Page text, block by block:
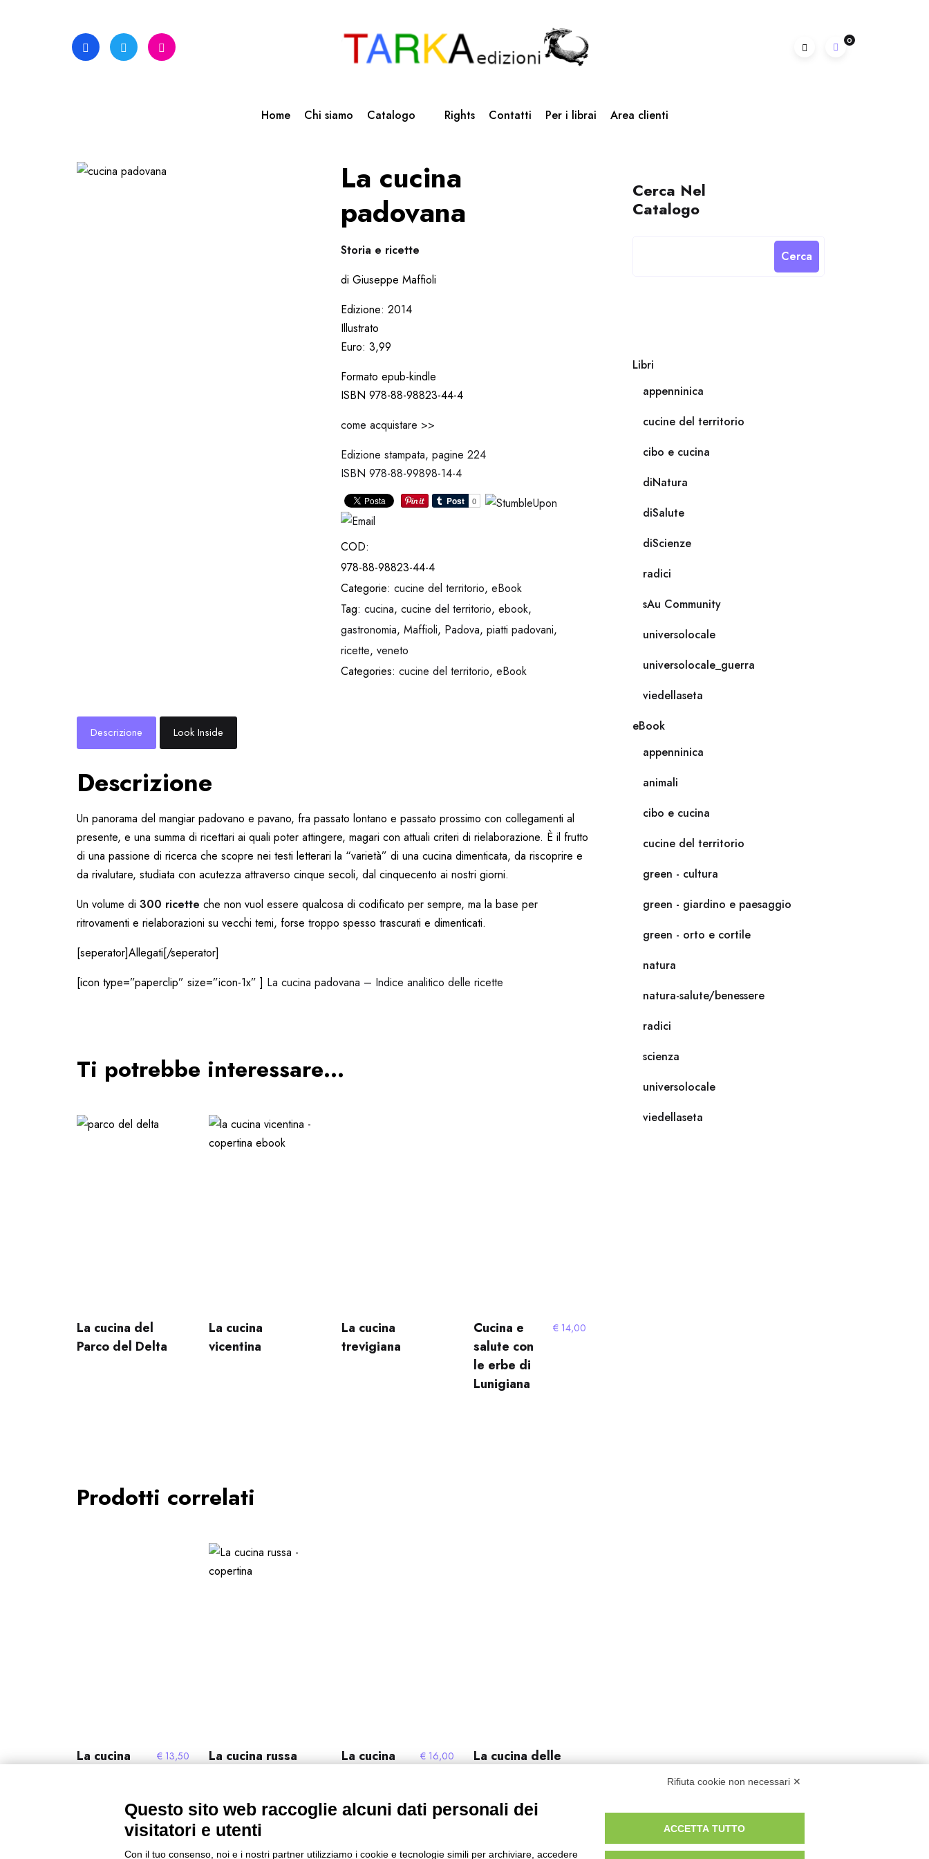
0
Home Chi siamo Catalogo Rights Contatti Per i librai Area clienti
La cucina
padovana
Storia e ricette
di Giuseppe Maffioli
Edizione: 2014
Illustrato
Euro: 3,99
Formato epub-kindle
ISBN 978-88-98823-44-4
come acquistare >>
Edizione stampata, pagine 224
ISBN 978-88-99898-14-4
COD:
978-88-98823-44-4
Categorie: cucine del territorio, eBook
Tag: cucina, cucine del territorio, ebook,
gastronomia, Maffioli, Padova, piatti padovani,
ricette, veneto
Categories: cucine del territorio, eBook
Descrizione Look Inside
Descrizione
Un panorama del mangiar padovano e pavano, fra passato lontano e passato prossimo con collegamenti al
presente, e una summa di ricettari ai quali poter attingere, magari con attuali criteri di rielaborazione. È il frutto
di una passione di ricerca che scopre nei testi letterari la “varietà” di una cucina dimenticata, da riscoprire e
da rivalutare, studiata con acutezza attraverso cinque secoli, dal cinquecento ai nostri giorni.
Un volume di 300 ricette che non vuol essere qualcosa di codificato per sempre, ma la base per
ritrovamenti e rielaborazioni su vecchi temi, forse troppo spesso trascurati e dimenticati.
[seperator]Allegati[/seperator]
[icon type=”paperclip” size=”icon-1x” ] La cucina padovana – Indice analitico delle ricette
Ti potrebbe interessare…
La cucina del
Parco del Delta
La cucina
vicentina
La cucina
trevigiana
Cucina e
salute con
le erbe di
Lunigiana
€14,00
Prodotti correlati
La cucina
€ 13,50 La cucina russa
La cucina
€16,00
La cucina delle
Cerca Nel
Catalogo
Cerca
Libri
appenninica
cucine del territorio
cibo e cucina
diNatura
diSalute
diScienze
radici
sAu Community
universolocale
universolocale_guerra
viedellaseta
eBook
appenninica
animali
cibo e cucina
cucine del territorio
green - cultura
green - giardino e paesaggio
green - orto e cortile
natura
natura-salute/benessere
radici
scienza
universolocale
viedellaseta
Rifiuta cookie non necessari ✕
Questo sito web raccoglie alcuni dati personali dei
visitatori e utenti
Con il tuo consenso, noi e i nostri partner utilizziamo i cookie e tecnologie simili per archiviare, accedere
ACCETTA TUTTO